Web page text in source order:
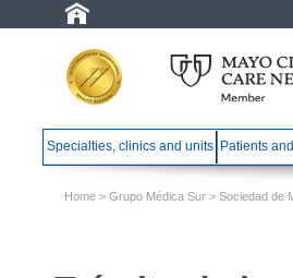
Specialties, clinics and units Patients
Home > Grupo Médica Sur > Sociedad de